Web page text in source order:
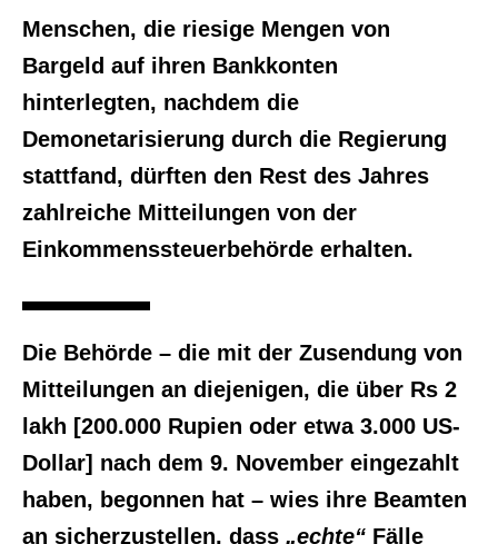
Menschen, die riesige Mengen von
Bargeld auf ihren Bankkonten
hinterlegten, nachdem die
Demonetarisierung durch die Regierung
stattfand, dürften den Rest des Jahres
zahlreiche Mitteilungen von der
Einkommenssteuerbehörde erhalten.
Die Behörde – die mit der Zusendung von
Mitteilungen an diejenigen, die über Rs 2
lakh [200.000 Rupien oder etwa 3.000 US-
Dollar] nach dem 9. November eingezahlt
haben, begonnen hat – wies ihre Beamten
an sicherzustellen, dass „echte“ Fälle